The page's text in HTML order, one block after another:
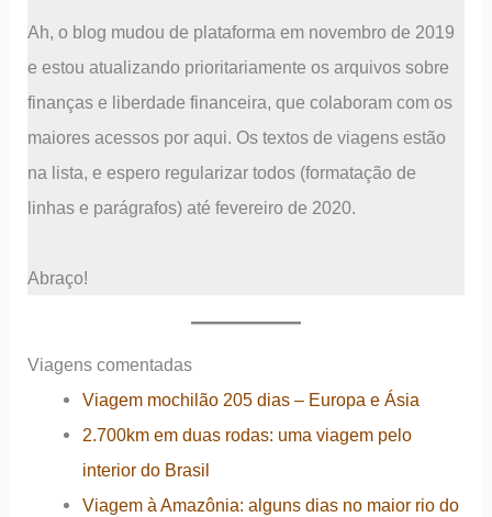
Ah, o blog mudou de plataforma em novembro de 2019
e estou atualizando prioritariamente os arquivos sobre
finanças e liberdade financeira, que colaboram com os
maiores acessos por aqui. Os textos de viagens estão
na lista, e espero regularizar todos (formatação de
linhas e parágrafos) até fevereiro de 2020.
Abraço!
Viagens comentadas
Viagem mochilão 205 dias – Europa e Ásia
2.700km em duas rodas: uma viagem pelo
interior do Brasil
Viagem à Amazônia: alguns dias no maior rio do